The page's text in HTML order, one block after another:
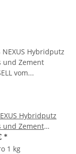
Hybridputz
und Zement
vom Keller bis
22,5 Kg
*
1 kg